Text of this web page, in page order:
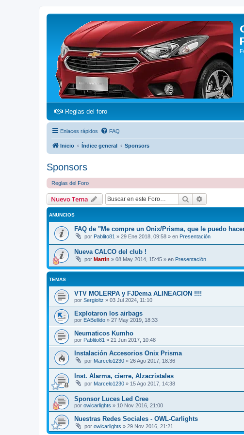
Reglas del foro(Opens a new tab)
Enlaces rápidos FAQ
Inicio Índice general Sponsors
Sponsors
Reglas del Foro
Nuevo Tema Buscar
ANUNCIOS
FAQ de "Me compre un Onix/Prisma, que le puedo
por Pablito81 » 29 Ene 2018, 09:58 » en Presentación
Nueva CALCO del club !
por Martin » 08 May 2014, 15:45 » en Presentación
TEMAS
VTV MOLERPA y FJDema ALINEACION !!!!
por Sergioltz » 03 Jul 2024, 11:10
Explotaron los airbags
por EABellido » 27 May 2019, 18:33
Neumaticos Kumho
por Pablito81 » 21 Jun 2017, 10:48
Instalación Accesorios Onix Prisma
por Marcelo1230 » 26 Ago 2017, 18:36
Inst. Alarma, cierre, Alzacristales
por Marcelo1230 » 15 Ago 2017, 14:38
Sponsor Luces Led Cree
por owlcarlights » 10 Nov 2016, 21:00
Nuestras Redes Sociales - OWL-Carlights
por owlcarlights » 29 Nov 2016, 21:21